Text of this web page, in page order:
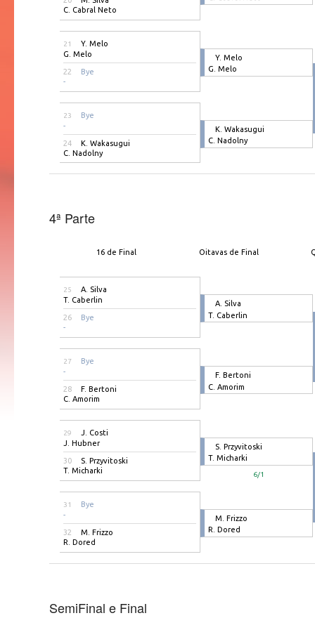
C. Cabral Neto
21
Y. Melo
G. Melo
22
Bye
-
Y. Melo
G. Melo
23
Bye
-
24
K. Wakasugui
C. Nadolny
K. Wakasugui
C. Nadolny
4ª Parte
16 de Final Oitavas de Final
25
A. Silva
T. Caberlin
26
Bye
-
A. Silva
T. Caberlin
27
Bye
-
28
F. Bertoni
C. Amorim
F. Bertoni
C. Amorim
29
J. Costi
J. Hubner
30
S. Przyvitoski
T. Micharki
S. Przyvitoski
T. Micharki
6/1
31
Bye
-
32
M. Frizzo
R. Dored
M. Frizzo
R. Dored
SemiFinal e Final